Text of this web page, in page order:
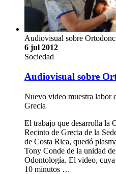
Audiovisual sobre
6 jul 2012
Sociedad
Audiovisual sobre
Nuevo video muestra labor
Grecia
El trabajo que desarrolla la
Recinto de Grecia de la
de Costa Rica, quedó
Tony Conde de la unidad
Odontología. El video,
10 minutos …